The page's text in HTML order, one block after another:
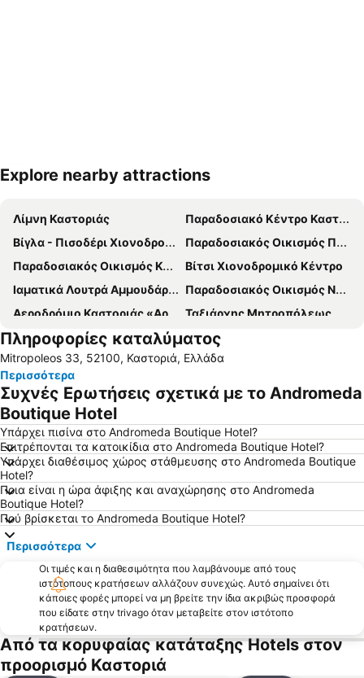
Ανάπτυξη χάρτη
Explore nearby attractions
Λίμνη Καστοριάς
Παραδοσιακό Κέντρο Καστοριάς
Βίγλα - Πισοδέρι Χιονοδρομικό Κέντρο
Παραδοσιακός Οικισμός Πενταλόφου
Παραδοσιακός Οικισμός Καλλονής
Βίτσι Χιονοδρομικό Κέντρο
Ιαματικά Λουτρά Αμμουδάρας
Παραδοσιακός Οικισμός Νυμφαίου
Αεροδρόμιο Καστοριάς «Αριστοτέλης»
Ταξιάρχης Μητροπόλεως
River Party στο Νεστόριο
Γεφύρι Δοτσικού
Καρναβάλι Γαλατινής Κοζάνης
Πρέσπεια
Σπηλιά του Δράκου
Προϊστορικός Οικισμός στο Δισπηλιό
Ασκηταριά στη Μεγάλη Πρέσπα
Ραγκουτσάρια
Πληροφορίες καταλύματος
Mitropoleos 33, 52100, Καστοριά, Ελλάδα
Περισσότερα
Συχνές Ερωτήσεις σχετικά με το Andromeda
Boutique Hotel
Υπάρχει πισίνα στο Andromeda Boutique Hotel?
Επιτρέπονται τα κατοικίδια στο Andromeda Boutique Hotel?
Υπάρχει διαθέσιμος χώρος στάθμευσης στο Andromeda Boutique
Hotel?
Ποια είναι η ώρα άφιξης και αναχώρησης στο Andromeda
Boutique Hotel?
Πού βρίσκεται το Andromeda Boutique Hotel?
Περισσότερα
Οι τιμές και η διαθεσιμότητα που λαμβάνουμε από τους
ιστότοπους κρατήσεων αλλάζουν συνεχώς. Αυτό σημαίνει ότι
κάποιες φορές μπορεί να μη βρείτε την ίδια ακριβώς προσφορά
που είδατε στην trivago όταν μεταβείτε στον ιστότοπο
κρατήσεων.
Από τα κορυφαίας κατάταξης Hotels στον
προορισμό Καστοριά